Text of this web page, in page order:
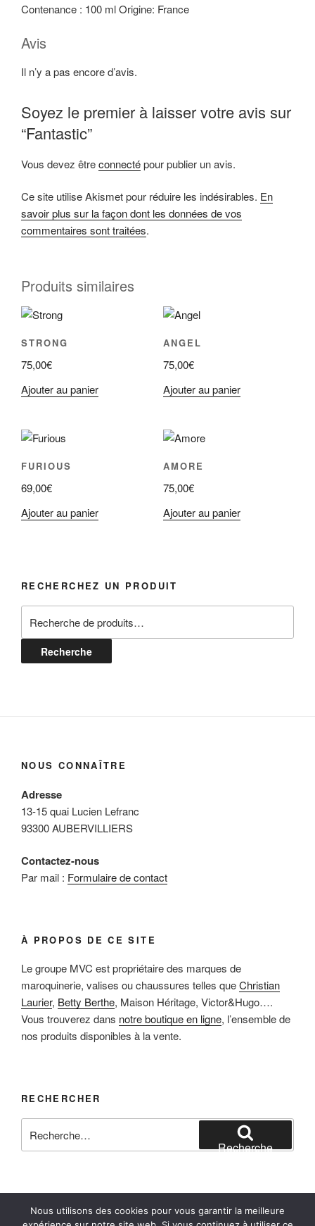
Contenance : 100 ml Origine: France
Avis
Il n’y a pas encore d’avis.
Soyez le premier à laisser votre avis sur
“Fantastic”
Vous devez êtreconnectépour publier un avis.
Ce site utilise Akismet pour réduire les indésirables. En
savoir plus sur la façon dont les données de vos
commentaires sont traitées.
Produits similaires
STRONG
75,00€
Ajouter au panier
ANGEL
75,00€
Ajouter au panier
FURIOUS
69,00€
Ajouter au panier
AMORE
75,00€
Ajouter au panier
RECHERCHEZ UN PRODUIT
pour :
Recherche
NOUS CONNAÎTRE
Adresse
13-15 quai Lucien Lefranc
93300 AUBERVILLIERS
Contactez-nous
Par mail : Formulaire de contact
À PROPOS DE CE SITE
Le groupe MVC est propriétaire des marques de
maroquinerie, valises ou chaussures telles queChristian
Laurier, Betty Berthe, Maison Héritage, Victor&Hugo….
Vous trouverez dans notre boutique en ligne, l’ensemble de
nos produits disponibles à la vente.
RECHERCHER
pour
Recherche
Facebook Instagram E-mail
Nous utilisons des cookies pour vous garantir la meilleure